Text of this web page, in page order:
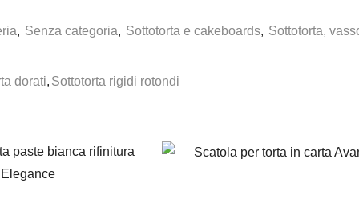
, Senza categoria, Sottotorta e cakeboards, Sottotorta,
dorati, Sottotorta rigidi rotondi